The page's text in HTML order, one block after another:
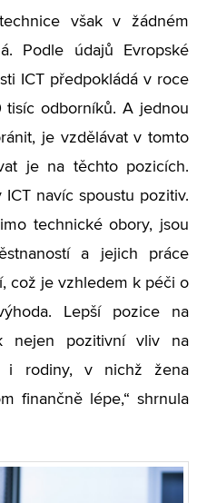
však v žádném
Podle údajů Evropské
ICT předpokládá v roce
odborníků. A jednou
je vzdělávat v tomto
je na těchto pozicích.
navíc spoustu pozitiv.
technické obory, jsou
a jejich práce
což je vzhledem k péči o
Lepší pozice na
nejen pozitivní vliv na
i rodiny, v nichž žena
finančně lépe,“ shrnula